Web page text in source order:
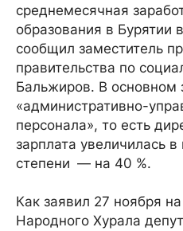
среднемесячная
образования в Бурятии
сообщил заместитель
правительства по
Бальжиров. В основном
«административно-
персонала», то есть
зарплата увеличилась
степени — на 40 %.
Как заявил 27 ноября
Народного Хурала